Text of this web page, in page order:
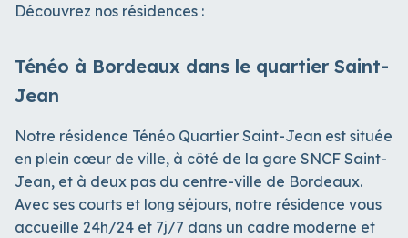
Découvrez nos résidences :
Ténéo à Bordeaux dans le quartier Saint-
Jean
Notre résidence Ténéo Quartier Saint-Jean est située
en plein cœur de ville, à côté de la gare SNCF Saint-
Jean, et à deux pas du centre-ville de Bordeaux.
Avec ses courts et long séjours, notre résidence vous
accueille 24h/24 et 7j/7 dans un cadre moderne et